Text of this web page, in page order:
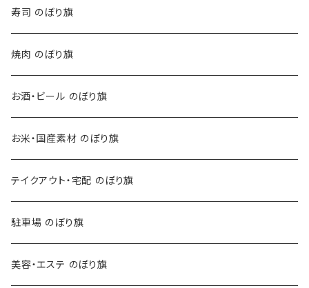
寿司 のぼり旗
焼肉 のぼり旗
お酒・ビール のぼり旗
お米・国産素材 のぼり旗
テイクアウト・宅配 のぼり旗
駐車場 のぼり旗
美容・エステ のぼり旗